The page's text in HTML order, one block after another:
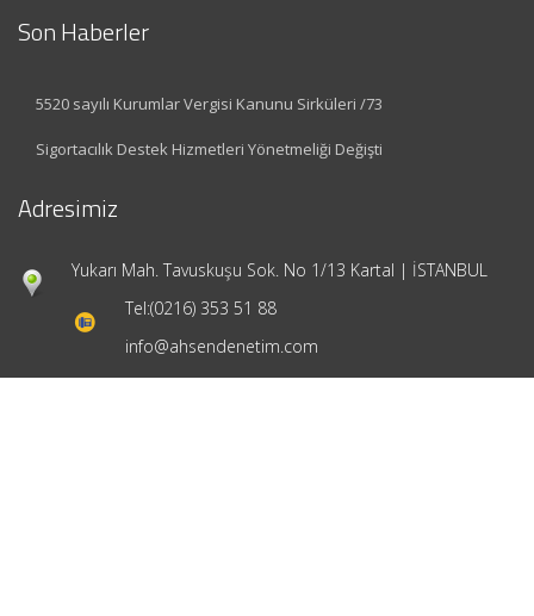
Son Haberler
5520 sayılı Kurumlar Vergisi Kanunu Sirküleri /73
Sigortacılık Destek Hizmetleri Yönetmeliği Değişti
Adresimiz
Yukarı Mah. Tavuskuşu Sok. No 1/13 Kartal | İSTANBUL
Tel:(0216) 353 51 88
info@ahsendenetim.com